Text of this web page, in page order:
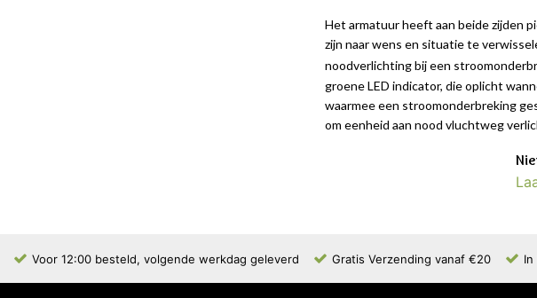
Het armatuur heeft aan beide zijden
zijn naar wens en situatie te
noodverlichting bij een
groene LED indicator, die oplicht
waarmee een stroomonderbreking
om eenheid aan nood vluchtweg
Voor 12:00 besteld, volgende werkdag geleverd Gratis Verzending vanaf €20